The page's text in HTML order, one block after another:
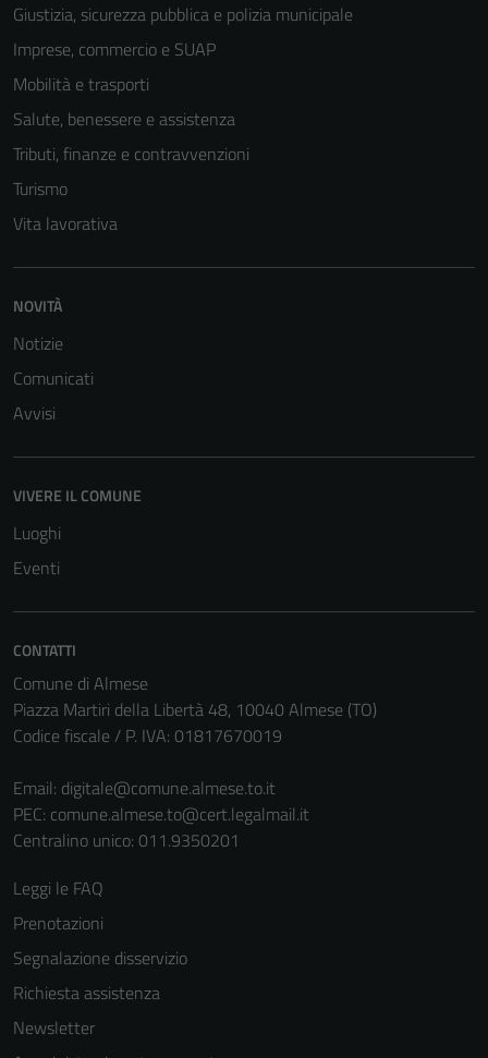
Giustizia, sicurezza pubblica e polizia municipale
Imprese, commercio e SUAP
Mobilità e trasporti
Salute, benessere e assistenza
Tributi, finanze e contravvenzioni
Turismo
Vita lavorativa
NOVITÀ
Notizie
Comunicati
Avvisi
VIVERE IL COMUNE
Luoghi
Eventi
CONTATTI
Comune di Almese
Piazza Martiri della Libertà 48, 10040 Almese (TO)
Codice fiscale / P. IVA: 01817670019
Email: digitale@comune.almese.to.it
PEC: comune.almese.to@cert.legalmail.it
Centralino unico: 011.9350201
Leggi le FAQ
Prenotazioni
Segnalazione disservizio
Richiesta assistenza
Newsletter
del sito e non
informazioni